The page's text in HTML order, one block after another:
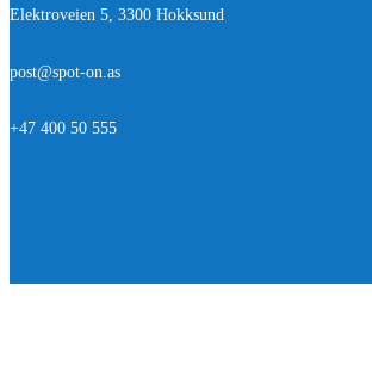
Elektroveien 5, 3300 Hokksund
post@spot-on.as
+47 400 50 555